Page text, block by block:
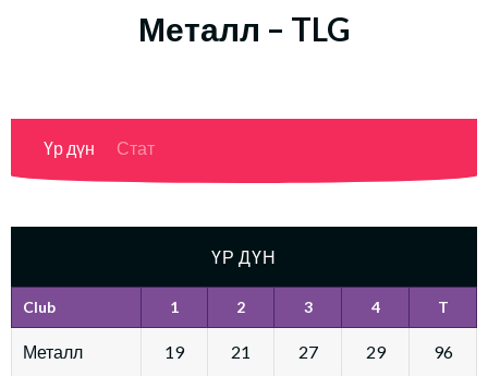
Металл – TLG
Үр дүн Стат
ҮР ДҮН
Club 1 2 3 4 T
Металл 19 21 27 29 96